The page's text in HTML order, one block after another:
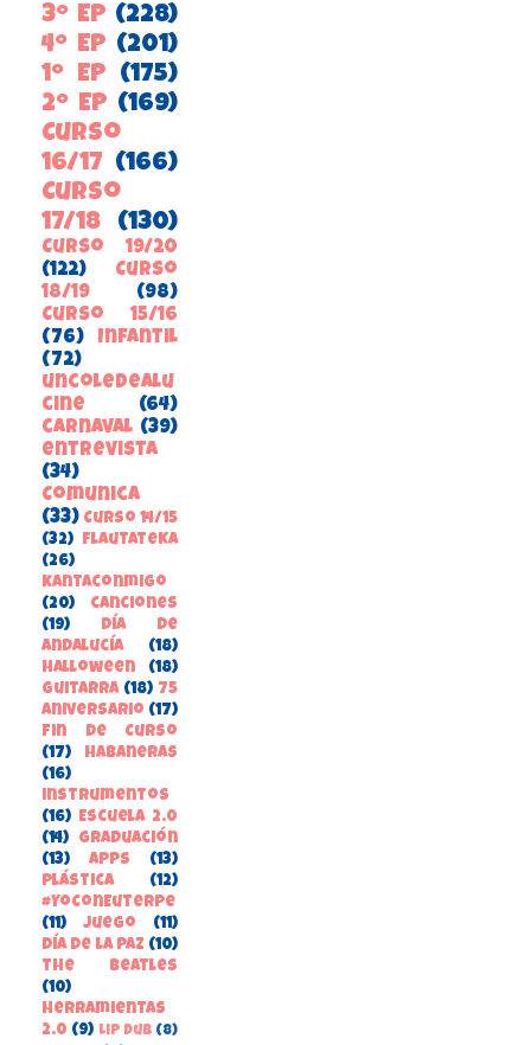
3º EP (228)
4º EP (201)
1º EP
(175)
2º EP (169)
Curso
16/17 (166)
Curso
17/18
(130)
Curso 19/20
(122)
Curso
18/19
(98)
Curso 15/16
(76)
Infantil
(72)
uncoledealu
cine
(64)
carnaval (39)
entrevista
(34)
ComunicA
(33) Curso 14/15
(32)
FlautateKa
(26)
kantaconmigo
(20)
canciones
(19)
Día de
Andalucía
(18)
Halloween
(18)
guitarra (18) 75
aniversario (17)
Fin de Curso
(17)
habaneras
(16)
instrumentos
(16) Escuela 2.0
(14)
Graduación
(13)
apps
(13)
Plástica
(12)
#YoConEuterpe
(11)
juego
(11)
Día de la Paz (10)
the beatles
(10)
herramientas
2.0 (9) Lip Dub (8)